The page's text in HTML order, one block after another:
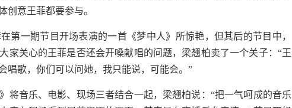
创意王菲都要参与。
一期节目开场表演的一首《梦中人》所惊艳，但其后的节目中，
家关心的王菲是否还会开嗓献唱的问题，梁翘柏卖了一个关子：“王
唱歌，你们可以问她，我只能说，可能会。”
音乐、电影、现场三者结合一起，梁翘柏说：“把一气呵成的音乐